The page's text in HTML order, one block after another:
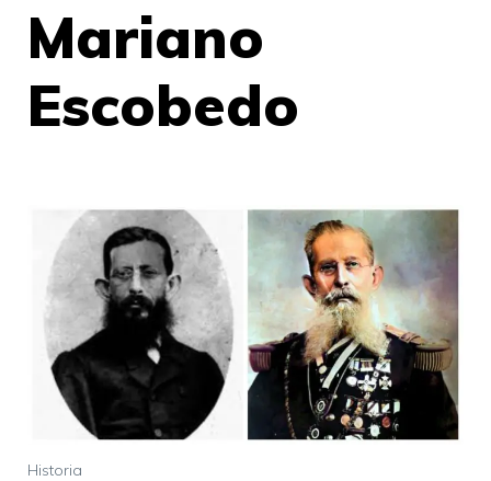
Mariano
Escobedo
Historia